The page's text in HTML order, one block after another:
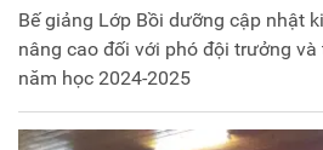
Bế giảng Lớp Bồi dưỡng cập nhật
nâng cao đối với phó đội trưởng
năm học 2024-2025